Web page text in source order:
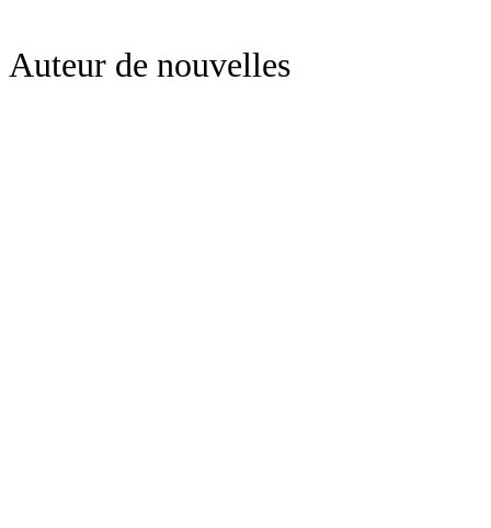
Auteur de nouvelles